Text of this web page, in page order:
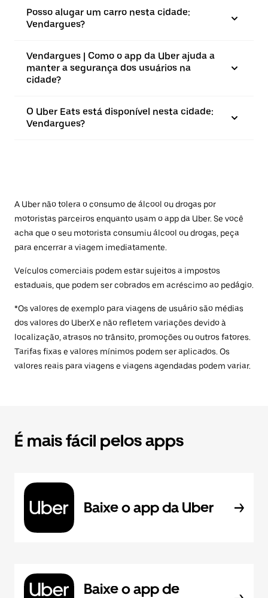
Posso alugar um carro nesta cidade:
Vendargues?
Vendargues | Como o app da Uber ajuda a
manter a segurança dos usuários na
cidade?
O Uber Eats está disponível nesta cidade:
Vendargues?
A Uber não tolera o consumo de álcool ou drogas por
motoristas parceiros enquanto usam o app da Uber. Se você
acha que o seu motorista consumiu álcool ou drogas, peça
para encerrar a viagem imediatamente.
Veículos comerciais podem estar sujeitos a impostos
estaduais, que podem ser cobrados em acréscimo ao pedágio.
*Os valores de exemplo para viagens de usuário são médias
dos valores do UberX e não refletem variações devido à
localização, atrasos no trânsito, promoções ou outros fatores.
Tarifas fixas e valores mínimos podem ser aplicados. Os
valores reais para viagens e viagens agendadas podem variar.
É mais fácil pelos apps
Baixe o app da Uber
Baixe o app de